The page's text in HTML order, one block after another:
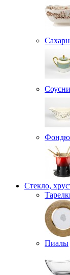
Фондю
Стекло,
Пиалы